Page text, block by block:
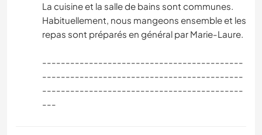
La cuisine et la salle de bains sont communes.
Habituellement, nous mangeons ensemble et les
repas sont préparés en général par Marie-Laure.
-------------------------------------------
-------------------------------------------
-------------------------------------------
---